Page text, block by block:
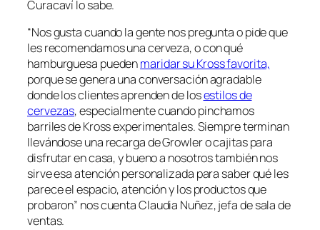
Curacaví lo sabe.
“Nos gusta cuando la gente nos pregunta o pide que
les recomendamos una cerveza, o con qué
hamburguesa puedenmaridar su Kross favorita,
porque se genera una conversación agradable
donde los clientes aprenden de losestilos de
cervezas, especialmente cuando pinchamos
barriles de Kross experimentales. Siempre terminan
llevándose una recarga de Growler o cajitas para
disfrutar en casa, y bueno a nosotros también nos
sirve esa atención personalizada para saber qué les
parece el espacio, atención y los productos que
probaron” nos cuenta Claudia Nuñez, jefa de sala de
ventas.